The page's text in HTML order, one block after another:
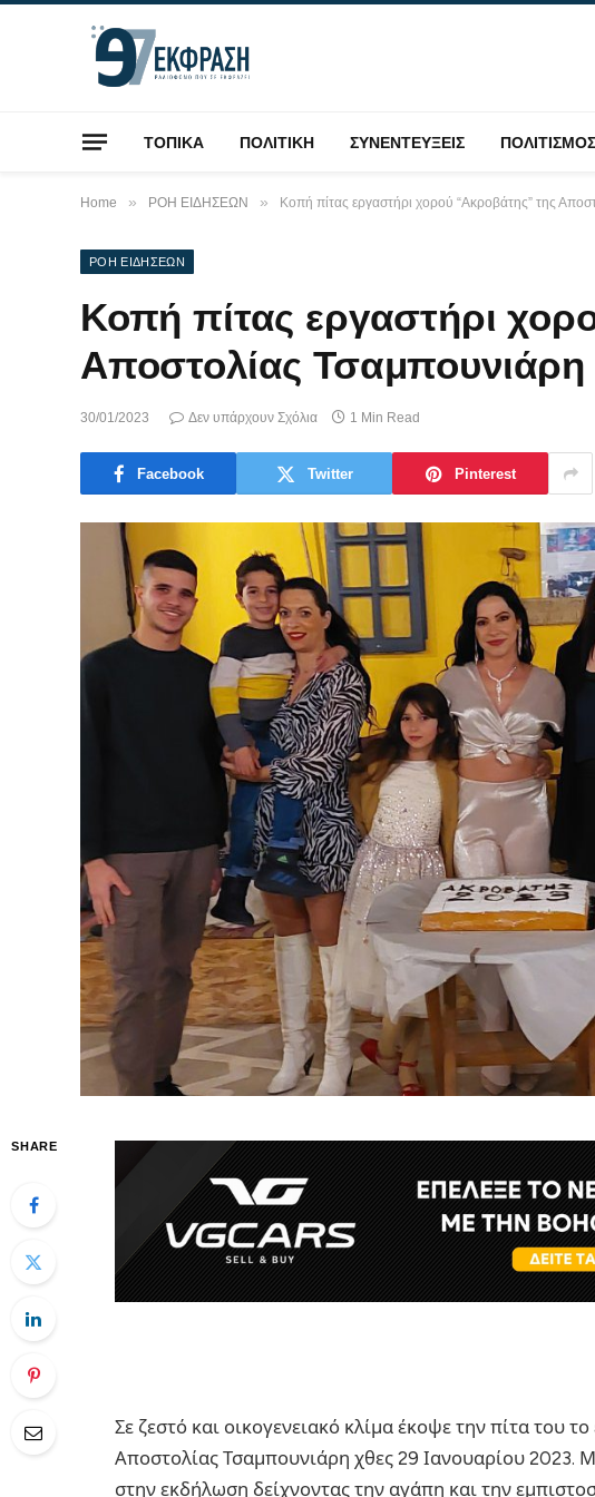
ΤΟΠΙΚΑ ΠΟΛΙΤΙΚΗ ΣΥΝΕΝΤΕΥΞΕΙΣ ΠΟΛΙΤΙΣΜΟΣ
Home » ΡΟΗ ΕΙΔΗΣΕΩΝ » Κοπή πίτας εργαστήρι χορού “Ακροβάτης” της
ΡΟΗ ΕΙΔΗΣΕΩΝ
Κοπή πίτας εργαστήρι
Αποστολίας Τσαμπουνιάρη
30/01/2023 Δεν υπάρχουν Σχόλια 1 Min Read
Facebook Twitter Pinterest
SHARE
Σε ζεστό και οικογενειακό κλίμα έκοψε την πίτα του
Αποστολίας Τσαμπουνιάρη χθες 29 Ιανουαρίου 2023.
στην εκδήλωση δείχνοντας την αγάπη και την